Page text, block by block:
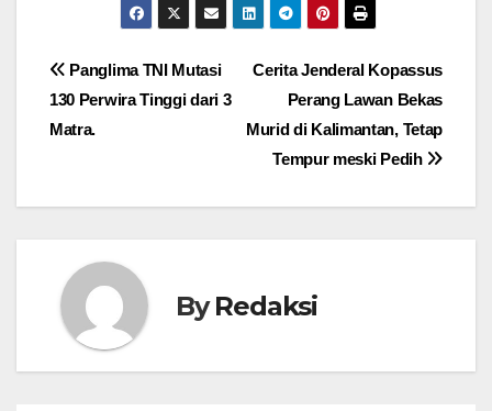
Navigasi
pos
Cerita Jenderal Kopassus
Perang Lawan Bekas
Murid di Kalimantan, Tetap
Tempur meski Pedih
Panglima TNI Mutasi
130 Perwira Tinggi dari 3
Matra.
ByRedaksi